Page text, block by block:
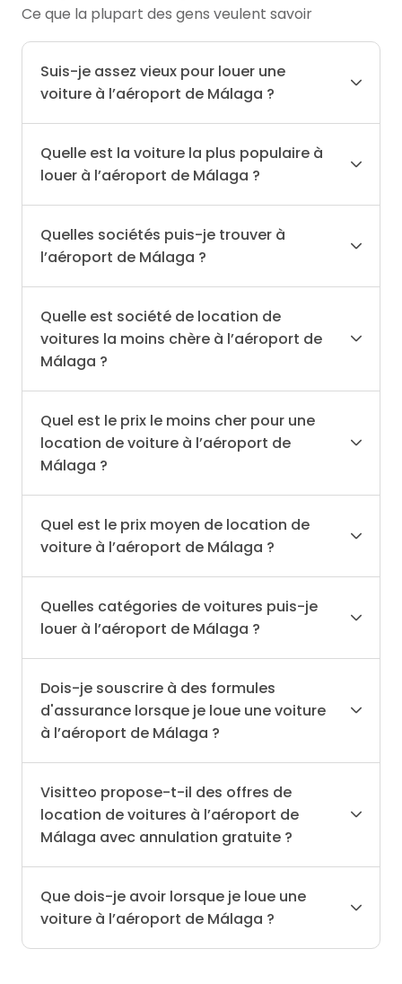
Ce que la plupart des gens veulent savoir
Suis-je assez vieux pour louer une
voiture à l’aéroport de Málaga ?
Quelle est la voiture la plus populaire à
louer à l’aéroport de Málaga ?
Quelles sociétés puis-je trouver à
l’aéroport de Málaga ?
Quelle est société de location de
voitures la moins chère à l’aéroport de
Málaga ?
Quel est le prix le moins cher pour une
location de voiture à l’aéroport de
Málaga ?
Quel est le prix moyen de location de
voiture à l’aéroport de Málaga ?
Quelles catégories de voitures puis-je
louer à l’aéroport de Málaga ?
Dois-je souscrire à des formules
d'assurance lorsque je loue une voiture
à l’aéroport de Málaga ?
Visitteo propose-t-il des offres de
location de voitures à l’aéroport de
Málaga avec annulation gratuite ?
Que dois-je avoir lorsque je loue une
voiture à l’aéroport de Málaga ?